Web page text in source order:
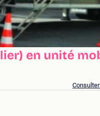
en unité